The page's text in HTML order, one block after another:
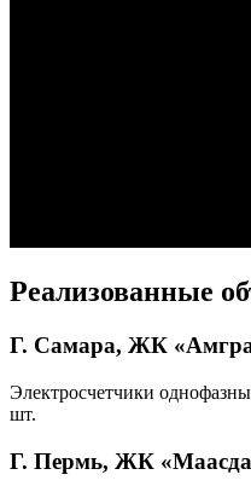
Реализованные
Г. Самара, ЖК
Электросчетчики
шт.
Г. Пермь, ЖК